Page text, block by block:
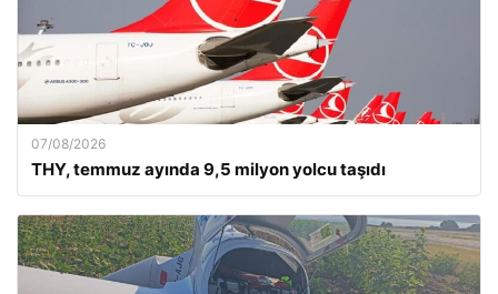
07/08/2026
THY, temmuz ayında 9,5 milyon yolcu taşıdı